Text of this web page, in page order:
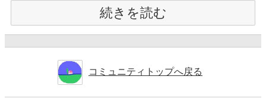
続きを読む
コミュニティトップへ戻る